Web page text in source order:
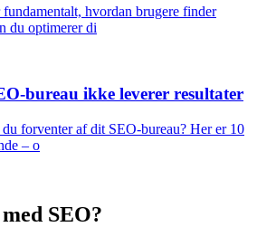
hvordan brugere finder
du optimerer di
bureau ikke leverer resultater
forventer af dit SEO-bureau? Her er 10
– o
SEO?